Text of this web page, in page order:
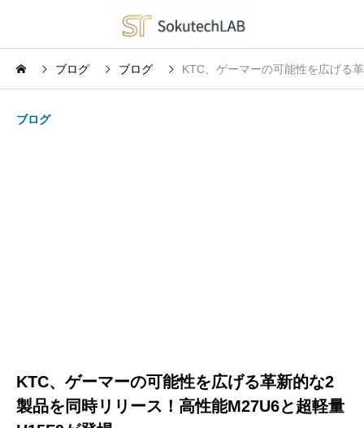
ブログ ブログ KTC、ゲーマーの可能性を広げる
ブログ
KTC、ゲーマーの可能性を広げる革新的な2
製品を同時リリース！高性能M27U6と超軽量